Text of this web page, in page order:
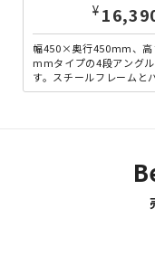
¥
幅450×奥行450mm、高
mmタイプの4段アング
す。スチールフレームと
ィクルボードを組み合わ